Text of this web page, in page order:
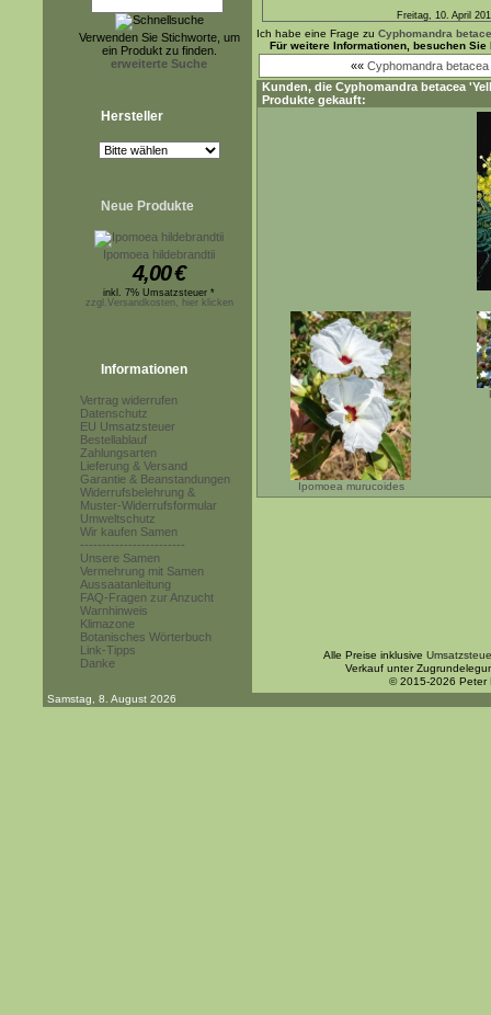
Verwenden Sie Stichworte, um
ein Produkt zu finden.
erweiterte Suche
Hersteller
Neue Produkte
Ipomoea hildebrandtii
4,00€
inkl. 7% Umsatzsteuer *
zzgl.Versandkosten, hier klicken
Informationen
Vertrag widerrufen
Datenschutz
EU Umsatzsteuer
Bestellablauf
Zahlungsarten
Lieferung & Versand
Garantie & Beanstandungen
Widerrufsbelehrung &
Muster-Widerrufsformular
Umweltschutz
Wir kaufen Samen
------------------------
Unsere Samen
Vermehrung mit Samen
Aussaatanleitung
FAQ-Fragen zur Anzucht
Warnhinweis
Klimazone
Botanisches Wörterbuch
Link-Tipps
Danke
Freitag, 10. April
Ich habe eine Frage zu Cyphomandra
Für weitere Informationen, besuchen
«« Cyphomandra betacea
Kunden, die Cyphomandra betacea
Produkte gekauft:
Ipomoea murucoides
Alle Preise inklusive
Verkauf unter
© 2015-2026 Peter
Samstag, 8. August 2026